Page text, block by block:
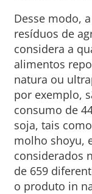
Desse modo,
resíduos de
considera a
alimentos
natura ou
por exemplo,
consumo de
soja, tais
molho shoyu,
considerados
de 659
o produto in